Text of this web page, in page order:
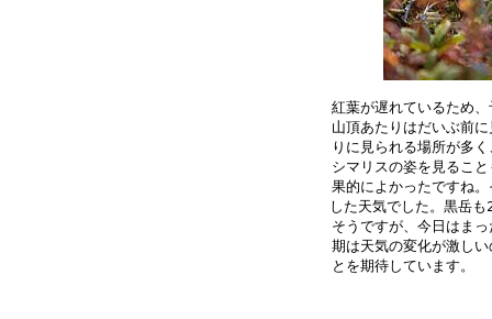
紅葉が遅れているため
山頂あたりはだいぶ前
りに見られる場所が多
シマリスの姿を見るこ
果的によかったですね
した天気でした。黒岳
そうですが、今日はま
期は天気の変化が激し